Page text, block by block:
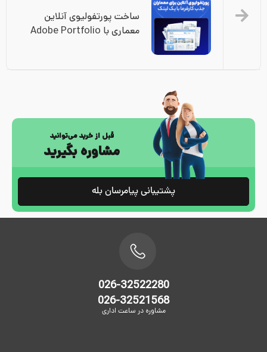
معماری با Adobe Portfolio
قبل از خرید می‌توانید
مشاوره بگیرید
پشتیبانی پیامرسان بله
026-32522280
026-32521568
مشاوره در ساعت اداری